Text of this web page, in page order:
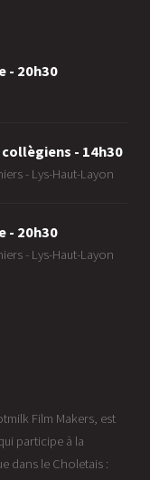
- 20h30
- 14h30
- Lys-Haut-Layon
- 20h30
- Lys-Haut-Layon
Film Makers, est
participe à la
dans le Choletais :